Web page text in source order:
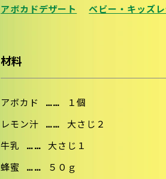
アボカドデザート ベビー・キッズ
材料
アボカド …… １個
レモン汁 …… 大さじ２
牛乳 …… 大さじ１
蜂蜜 …… ５０ｇ